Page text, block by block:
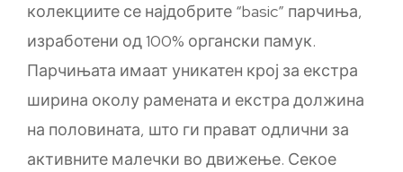
колекциите се најдобрите “basic” парчиња,
изработени од 100% органски памук.
Парчињата имаат уникатен крој за екстра
ширина околу рамената и екстра должина
на половината, што ги прават одлични за
активните малечки во движење. Секое